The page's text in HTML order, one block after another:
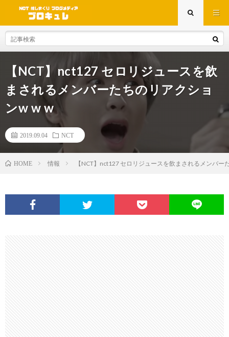
【NCT】nct127 セロリジュースを飲
まされるメンバーたちのリアクショ
ンw w w
2019.09.04 NCT
HOME 情報 【NCT】nct127 セロリジュースを飲まされるメンバー